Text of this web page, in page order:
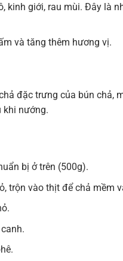
kinh giới, rau mùi. Đây là
và tăng thêm hương vị.
đặc trưng của bún chả,
khi nướng.
bị ở trên (500g).
trộn vào thịt để chả mềm